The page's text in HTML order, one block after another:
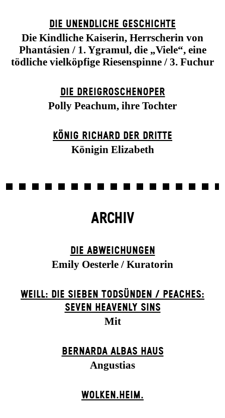
DIE UN­ENDLICHE GESCHICHTE
Die Kindliche Kaiserin, Herrscherin von
Phantásien / 1. Ygramul, die „Viele“, eine
tödliche vielköpfige Riesenspinne / 3. Fuchur
DIE DREI­GROSCHEN­OPER
Polly Peachum, ihre Tochter
KÖNIG RICHARD DER DRITTE
Königin Elizabeth
ARCHIV
DIE ABWEICHUNGEN
Emily Oesterle / Kuratorin
WEILL: DIE SIEBEN TODSÜNDEN / PEACHES:
SEVEN HEAVENLY SINS
Mit
BERNARDA ALBAS HAUS
Angustias
WOLKEN.HEIM.